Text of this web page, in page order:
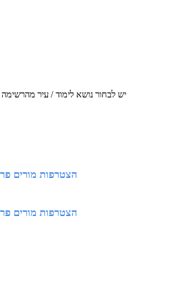
*יש לבחור נושא לימוד / עיר
הצטרפות מורים
הצטרפות מורים